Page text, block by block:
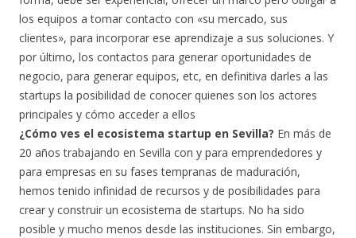
los equipos a tomar contacto con «su mercado, sus
clientes», para incorporar ese aprendizaje a sus soluciones. Y
por último, los contactos para generar oportunidades de
negocio, para generar equipos, etc, en definitiva darles a las
startups la posibilidad de conocer quienes son los actores
principales y cómo acceder a ellos
¿Cómo ves el ecosistema startup en Sevilla? En más de
20 años trabajando en Sevilla con y para emprendedores y
para empresas en su fases tempranas de maduración,
hemos tenido infinidad de recursos y de posibilidades para
crear y construir un ecosistema de startups. No ha sido
posible y mucho menos desde las instituciones. Sin embargo,